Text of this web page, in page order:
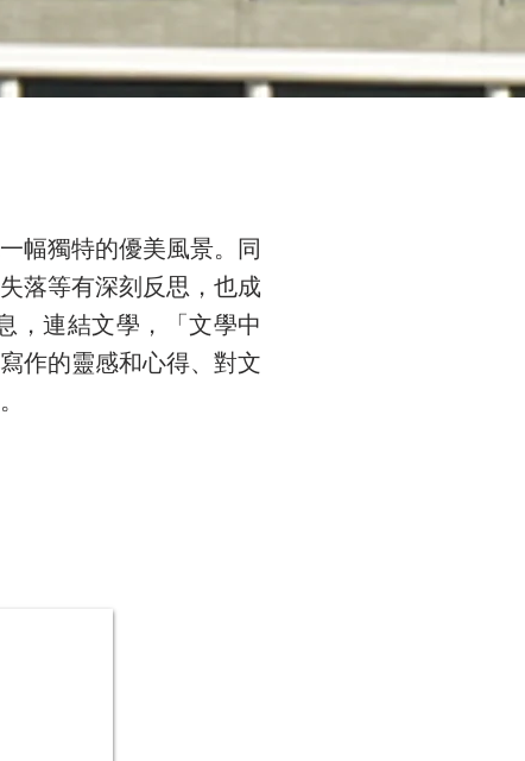
幅獨特的優美風景。同
落等有深刻反思，也成
，連結文學，「文學中
作的靈感和心得、對文